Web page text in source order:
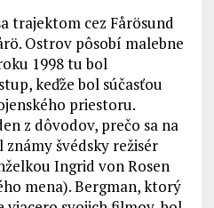
trajektom cez Fårösund
Ostrov pôsobí malebne
1998 tu bol
keďže bol súčasťou
priestoru.
z dôvodov, prečo sa na
švédsky režisér
Ingrid von Rosen
mena). Bergman, ktorý